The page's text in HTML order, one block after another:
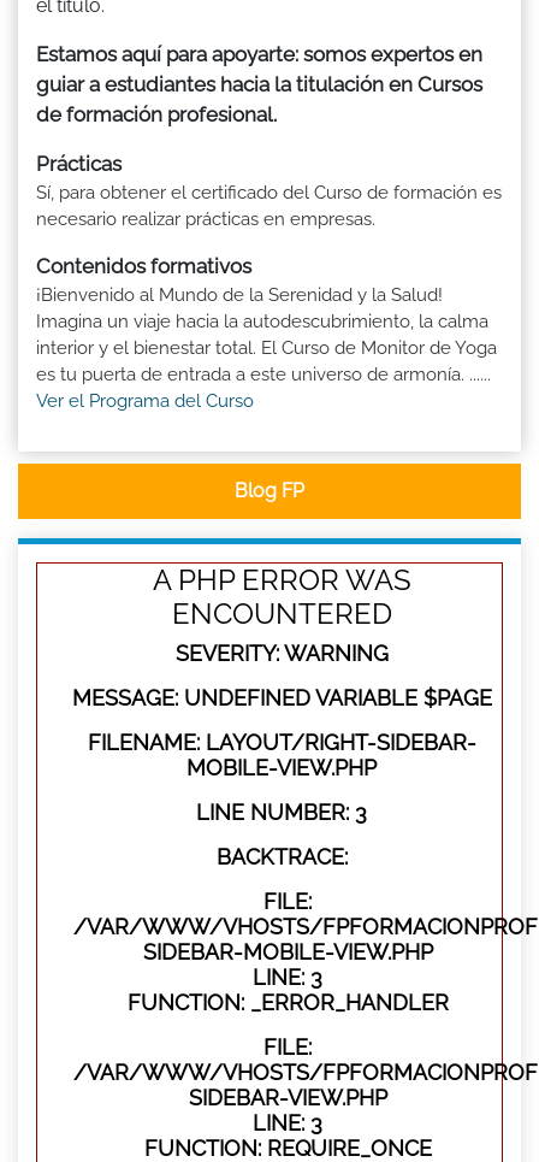
el título.
Estamos aquí para apoyarte: somos expertos en
guiar a estudiantes hacia la titulación en Cursos
de formación profesional.
Prácticas
Sí, para obtener el certificado del Curso de formación es
necesario realizar prácticas en empresas.
Contenidos formativos
¡Bienvenido al Mundo de la Serenidad y la Salud!
Imagina un viaje hacia la autodescubrimiento, la calma
interior y el bienestar total. El Curso de Monitor de Yoga
es tu puerta de entrada a este universo de armonía. ......
Ver el Programa del Curso
Blog FP
A PHP ERROR WAS
ENCOUNTERED
SEVERITY: WARNING
MESSAGE: UNDEFINED VARIABLE $PAGE
FILENAME: LAYOUT/RIGHT-SIDEBAR-
MOBILE-VIEW.PHP
LINE NUMBER: 3
BACKTRACE:
FILE:
/VAR/WWW/VHOSTS/
SIDEBAR-MOBILE-VIEW.PHP
LINE: 3
FUNCTION: _ERROR_HANDLER
FILE:
/VAR/WWW/VHOSTS/
SIDEBAR-VIEW.PHP
LINE: 3
FUNCTION: REQUIRE_ONCE